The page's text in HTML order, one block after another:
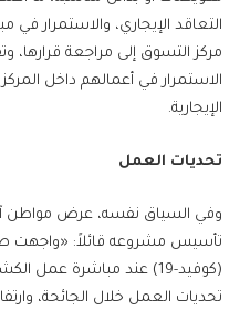
التعاقد الإيجاري، والاستمرار
مركز التسوق إلى مراجعة قرارها،
الاستمرار في أعمالهم داخل
الإيجارية.
تحديات العمل
وفي السياق نفسه، عرض مواطن آخر
تأسيس مشروعه قائلاً: «واجهت
(كوفيد-19) عند مباشرة
تحديات العمل خلال الجائحة،